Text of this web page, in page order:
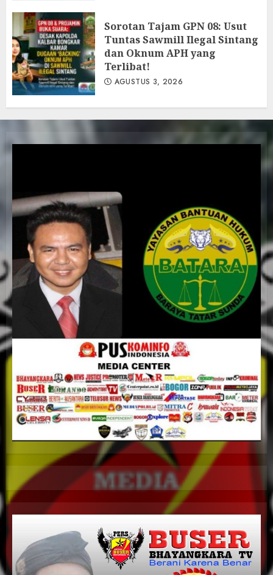
‎Sorotan Tajam GPN 08: Usut
Tuntas Sawmill Ilegal Sintang
dan Oknum APH yang
Terlibat!
AGUSTUS 3, 2026